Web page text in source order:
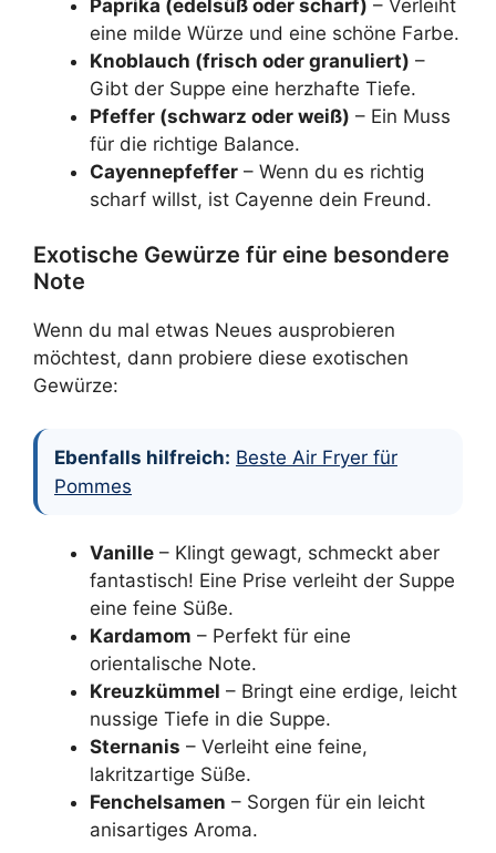
Paprika (edelsüß oder scharf) – Verleiht
eine milde Würze und eine schöne Farbe.
Knoblauch (frisch oder granuliert) –
Gibt der Suppe eine herzhafte Tiefe.
Pfeffer (schwarz oder weiß) – Ein Muss
für die richtige Balance.
Cayennepfeffer – Wenn du es richtig
scharf willst, ist Cayenne dein Freund.
Exotische Gewürze für eine besondere
Note
Wenn du mal etwas Neues ausprobieren
möchtest, dann probiere diese exotischen
Gewürze:
Ebenfalls hilfreich: Beste Air Fryer für
Pommes
Vanille – Klingt gewagt, schmeckt aber
fantastisch! Eine Prise verleiht der Suppe
eine feine Süße.
Kardamom – Perfekt für eine
orientalische Note.
Kreuzkümmel – Bringt eine erdige, leicht
nussige Tiefe in die Suppe.
Sternanis – Verleiht eine feine,
lakritzartige Süße.
Fenchelsamen – Sorgen für ein leicht
anisartiges Aroma.